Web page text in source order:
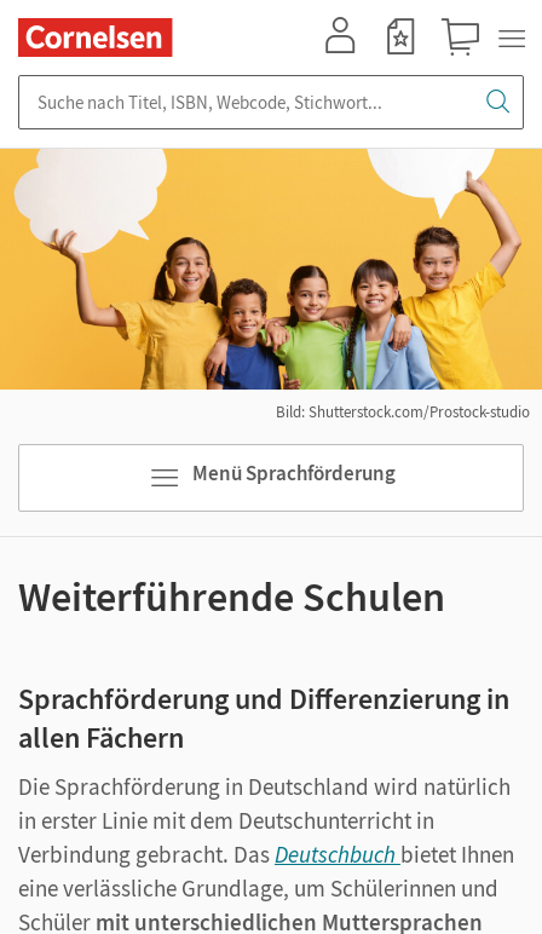
Menü Sprachförderung
Bild: Shutterstock.com/Prostock-studio
Weiterführende Schulen
Sprachförderung und Differenzierung in
allen Fächern
Die Sprachförderung in Deutschland wird natürlich
in erster Linie mit dem Deutschunterricht in
Verbindung gebracht. DasDeutschbuch bietet Ihnen
eine verlässliche Grundlage, um Schülerinnen und
Schüler mit unterschiedlichen Muttersprachen